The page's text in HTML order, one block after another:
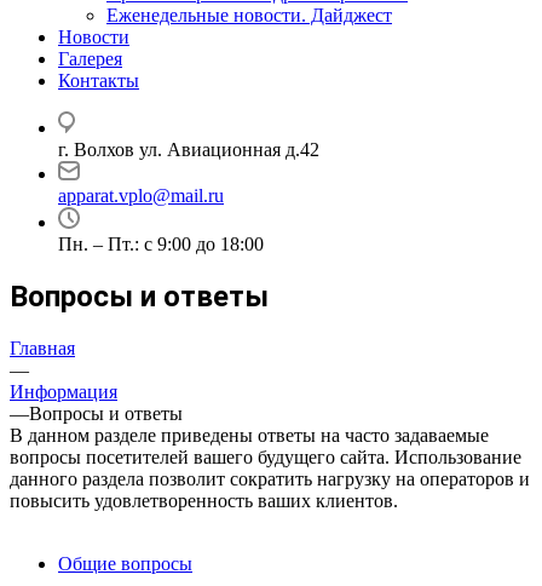
Еженедельные новости. Дайджест
Новости
Галерея
Контакты
г. Волхов ул. Авиационная д.42
apparat.vplo@mail.ru
Пн. – Пт.: с 9:00 до 18:00
Вопросы и ответы
Главная
—
Информация
—Вопросы и ответы
В данном разделе приведены ответы на часто задаваемые
вопросы посетителей вашего будущего сайта. Использование
данного раздела позволит сократить нагрузку на операторов и
повысить удовлетворенность ваших клиентов.
Общие вопросы